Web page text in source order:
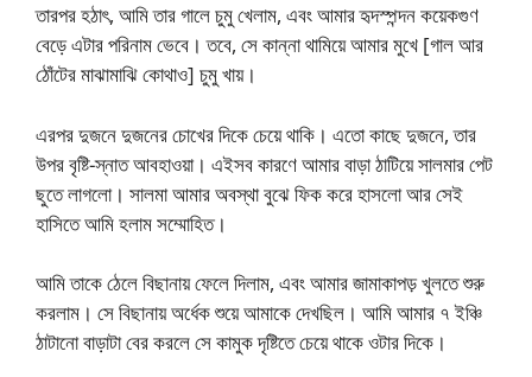
তারপর হঠাৎ, আমি তার গালে চুমু খেলাম, এবং আমার হৃদস্পন্দন কয়েকগুণ
বেড়ে এটার পরিনাম ভেবে। তবে, সে কান্না থামিয়ে আমার মুখে [গাল আর
ঠোঁটের মাঝামাঝি কোথাও] চুমু খায়।
এরপর দুজনে দুজনের চোখের দিকে চেয়ে থাকি। এতো কাছে দুজনে, তার
উপর বৃষ্টি-স্নাত আবহাওয়া। এইসব কারণে আমার বাড়া ঠাটিয়ে সালমার পেট
ছুতে লাগলো। সালমা আমার অবস্থা বুঝে ফিক করে হাসলো আর সেই
হাসিতে আমি হলাম সম্মোহিত।
আমি তাকে ঠেলে বিছানায় ফেলে দিলাম, এবং আমার জামাকাপড় খুলতে শুরু
করলাম। সে বিছানায় অর্ধেক শুয়ে আমাকে দেখছিল। আমি আমার ৭ ইঞ্চি
ঠাটানো বাড়াটা বের করলে সে কামুক দৃষ্টিতে চেয়ে থাকে ওটার দিকে।